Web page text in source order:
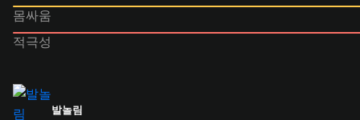
몸싸움
적극성
발놀림